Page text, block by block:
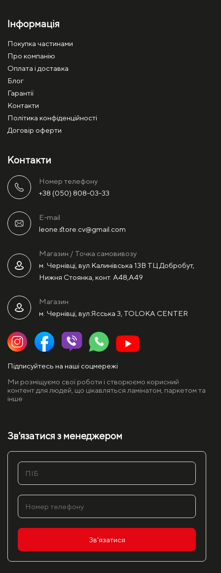
Інформація
Покупка частинами
Про компанію
Оплата і доставка
Блог
Гарантії
Контакти
Політика конфіденційності
Договір оферти
Контакти
Номер телефону
+38 (050) 808-03-33
E-mail
leone.store.cv@gmail.com
Магазин / Точка самовивозу
м. Чернівці, вул.Калинівська 13В ТЦ Добробут,
Нижня Стоянка, конт. А48,А49
Магазин
м. Чернівці, вул.Ясська 3, TOLOKA CENTER
Підписуйтесь на наші соцмережі
Ми розміщуємо свої роботи і створюємо корисний
контент для людей, що цікавляться ламінатом, паркетом та
інше
Зв'язатися з менеджером
Зв'язатися